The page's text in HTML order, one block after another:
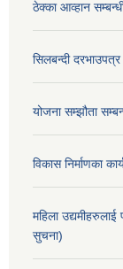
ठेक्का आव्हान
सिलबन्दी
योजना सम्झौता
विकास निर्माणका
महिला
सुचना)